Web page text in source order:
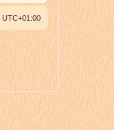
UTC+01:00